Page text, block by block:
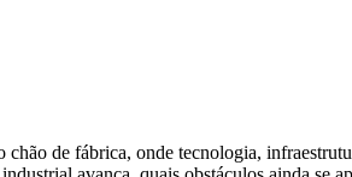
de fábrica, onde tecnologia,